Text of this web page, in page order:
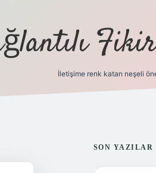
İletişime renk katan neşeli
SON YAZILAR